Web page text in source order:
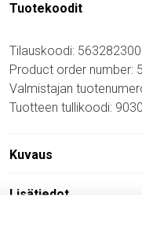
Tuotekoodit
Tilauskoodi:
Product order number:
Valmistajan
Tuotteen tullikoodi:
Kuvaus
Lisätiedot